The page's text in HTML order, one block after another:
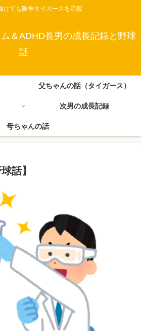
けても阪神タイガースを応援
＆ADHD長男の成長記録と野球
話
父ちゃんの話（タイガース）
次男の成長記録
母ちゃんの話
話】